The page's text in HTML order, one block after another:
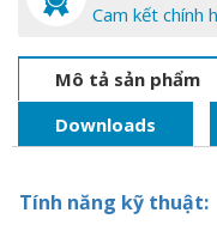
Cam kết chính
Mô tả sản phẩm
Downloads
Tính năng kỹ thuật: